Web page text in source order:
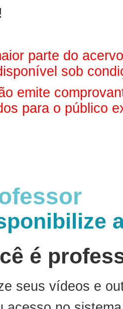
parte do
sob
emite
para o público
é
seus vídeos e